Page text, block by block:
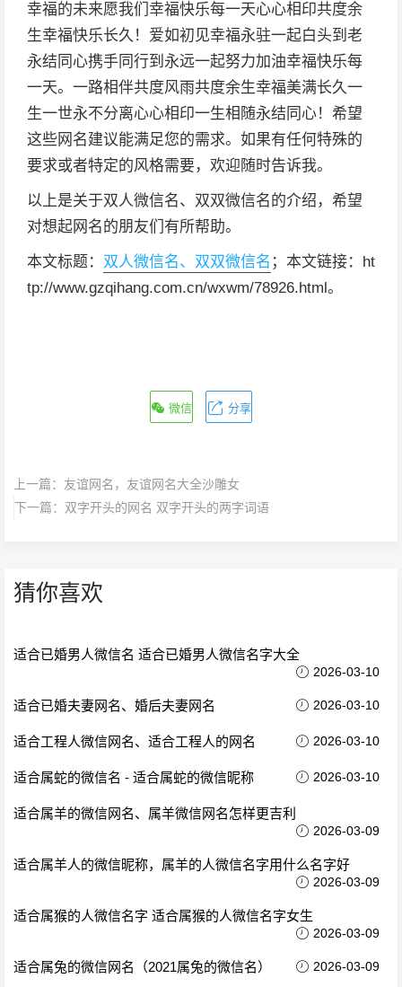
幸福的未来愿我们幸福快乐每一天心心相印共度余
生幸福快乐长久！爱如初见幸福永驻一起白头到老
永结同心携手同行到永远一起努力加油幸福快乐每
一天。一路相伴共度风雨共度余生幸福美满长久一
生一世永不分离心心相印一生相随永结同心！希望
这些网名建议能满足您的需求。如果有任何特殊的
要求或者特定的风格需要，欢迎随时告诉我。
以上是关于双人微信名、双双微信名的介绍，希望
对想起网名的朋友们有所帮助。
本文标题： 双人微信名、双双微信名 ；本文链接：ht
tp://www.gzqihang.com.cn/wxwm/78926.html。
微信 分享
上一篇： 友谊网名，友谊网名大全沙雕女
下一篇： 双字开头的网名 双字开头的两字词语
猜你喜欢
适合已婚男人微信名 适合已婚男人微信名字大全
2026-03-10
适合已婚夫妻网名、婚后夫妻网名 2026-03-10
适合工程人微信网名、适合工程人的网名 2026-03-10
适合属蛇的微信名 - 适合属蛇的微信昵称 2026-03-10
适合属羊的微信网名、属羊微信网名怎样更吉利
2026-03-09
适合属羊人的微信昵称，属羊的人微信名字用什么名字好
2026-03-09
适合属猴的人微信名字 适合属猴的人微信名字女生
2026-03-09
适合属兔的微信网名（2021属兔的微信名） 2026-03-09